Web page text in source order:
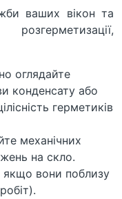
ваших вікон та
оглядайте
конденсату або
герметиків
механічних
на скло.
якщо вони поблизу